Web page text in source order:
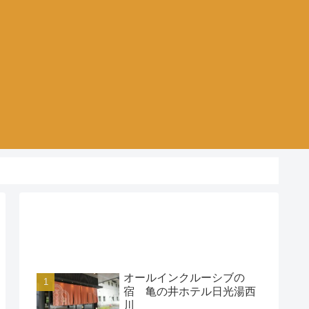
オールインクルーシブの
宿 亀の井ホテル日光湯西
川